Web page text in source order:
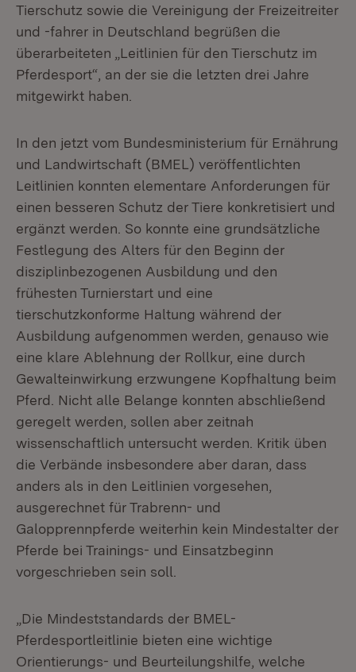
Tierschutz sowie die Vereinigung der Freizeitreiter
und -fahrer in Deutschland begrüßen die
überarbeiteten „Leitlinien für den Tierschutz im
Pferdesport“, an der sie die letzten drei Jahre
mitgewirkt haben.
In den jetzt vom Bundesministerium für Ernährung
und Landwirtschaft (BMEL) veröffentlichten
Leitlinien konnten elementare Anforderungen für
einen besseren Schutz der Tiere konkretisiert und
ergänzt werden. So konnte eine grundsätzliche
Festlegung des Alters für den Beginn der
disziplinbezogenen Ausbildung und den
frühesten Turnierstart und eine
tierschutzkonforme Haltung während der
Ausbildung aufgenommen werden, genauso wie
eine klare Ablehnung der Rollkur, eine durch
Gewalteinwirkung erzwungene Kopfhaltung beim
Pferd. Nicht alle Belange konnten abschließend
geregelt werden, sollen aber zeitnah
wissenschaftlich untersucht werden. Kritik üben
die Verbände insbesondere aber daran, dass
anders als in den Leitlinien vorgesehen,
ausgerechnet für Trabrenn- und
Galopprennpferde weiterhin kein Mindestalter der
Pferde bei Trainings- und Einsatzbeginn
vorgeschrieben sein soll.
„Die Mindeststandards der BMEL-
Pferdesportleitlinie bieten eine wichtige
Orientierungs- und Beurteilungshilfe, welche